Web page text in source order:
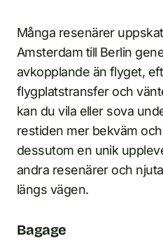
Många resenärer
Amsterdam till Berlin
avkopplande än flyget,
flygplatstransfer och
kan du vila eller sova
restiden mer bekväm
dessutom en unik
andra resenärer och
längs vägen.
Bagage